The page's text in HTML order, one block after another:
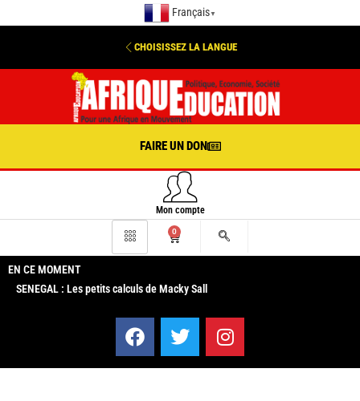
Français ▼
CHOISISSEZ LA LANGUE
FAIRE UN DON
Mon compte
0
EN CE MOMENT
SENEGAL : Les petits calculs de Macky Sall